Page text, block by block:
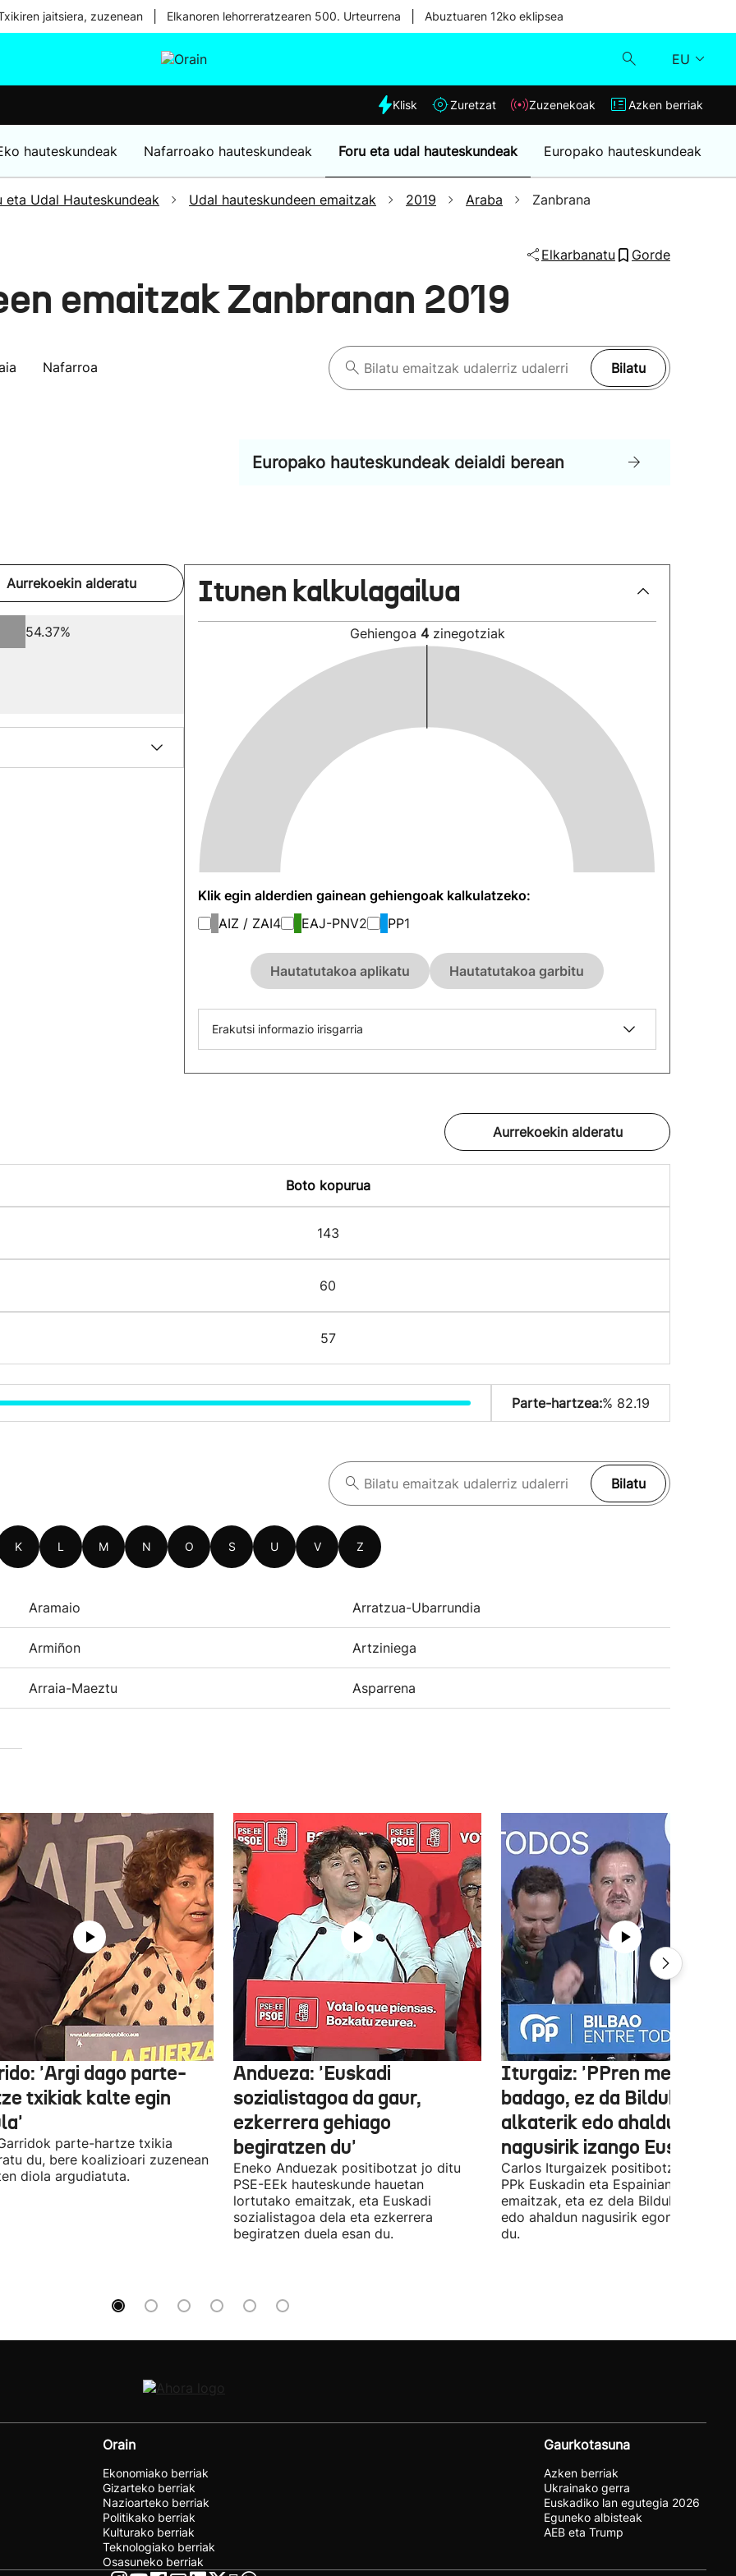
jaitsiera, zuzenean Elkanoren lehorreratzearen 500. Urteurrena Abuztuaren 12ko eklipsea
EU
Eguraldia
Klisk
Zuzenekoak
Azken berriak
Klisk Zuretzat Zuzenekoak Azken berriak
hauteskundeak Nafarroako hauteskundeak Foru eta udal hauteskundeak Europako hauteskundeak
eta Udal Hauteskundeak Udal hauteskundeen emaitzak 2019 Araba Zanbrana
Elkarbanatu Gorde
emaitzak Zanbranan 2019
Nafarroa Bilatu
Europako hauteskundeak deialdi berean
Aurrekoekin alderatu
54.37%
Itunen kalkulagailua
Gehiengoa 4 zinegotziak
Klik egin alderdien gainean gehiengoak kalkulatzeko:
AIZ / ZAI4 EAJ-PNV2 PP1
Hautatutakoa aplikatu Hautatutakoa garbitu
Erakutsi informazio irisgarria
Aurrekoekin alderatu
Boto kopurua
143
60
57
Parte-hartzea:% 82.19
Bilatu
K L M N O S U V Z
Aramaio Arratzua-Ubarrundia
Armiñon Artziniega
Arraia-Maeztu Asparrena
'Argi dago parte-
txikiak kalte egin
parte-hartze txikia
du, bere koalizioari zuzenean
diola argudiatuta.
Andueza: 'Euskadi
sozialistagoa da gaur,
ezkerrera gehiago
begiratzen du'
Eneko Anduezak positibotzat jo ditu
PSE-EEk hauteskunde hauetan
lortutako emaitzak, eta Euskadi
sozialistagoa dela eta ezkerrera
begiratzen duela esan du.
Iturgaiz: 'PPren menpe
badago, ez da Bilduko
alkaterik edo ahaldun
nagusirik izango Euskadin'
Carlos Iturgaizek positibotzat jo ditu
PPk Euskadin eta Espainian lortutako
emaitzak, eta ez dela Bilduko
edo ahaldun nagusirik egongo
du.
Orain
Ekonomiako berriak
Gizarteko berriak
Nazioarteko berriak
Politikako berriak
Kulturako berriak
Teknologiako berriak
Osasuneko berriak
Gaurkotasuna
Azken berriak
Ukrainako gerra
Euskadiko lan egutegia 2026
Eguneko albisteak
AEB eta Trump